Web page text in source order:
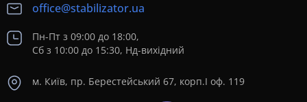
office@stabilizator.ua
Пн-Пт з 09:00 до 18:00,
Сб з 10:00 до 15:30, Нд-вихідний
м. Київ, пр. Берестейський 67, корп.I оф. 119